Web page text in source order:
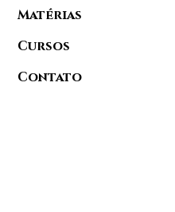
Matérias
Cursos
Contato